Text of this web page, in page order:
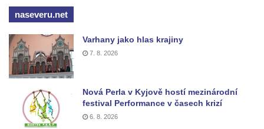
Hrob rodiny Pergeltových na hřbitově v
Horním Podluží
Hrob Václava Valouška na hřbitově v
Račicích
Hrob rodiny Hankovy na hřbitově v Račicích
Hrob Josefa Kolínského na hřbitově v
Račicích
Hrob Josefa Marka na hřbitově v Račicích
naseveru.net
Varhany jako hlas krajiny
7. 8. 2026
Nová Perla v Kyjově hostí mezinárodní
festival Performance v časech krizí
6. 8. 2026